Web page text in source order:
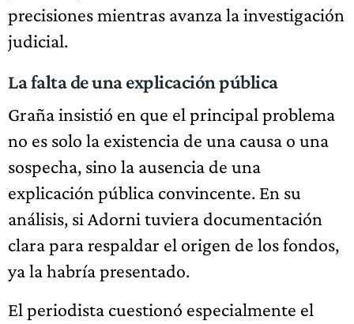
precisiones mientras avanza la investigación
judicial.
La falta de una explicación pública
Graña insistió en que el principal problema
no es solo la existencia de una causa o una
sospecha, sino la ausencia de una
explicación pública convincente. En su
análisis, si Adorni tuviera documentación
clara para respaldar el origen de los fondos,
ya la habría presentado.
El periodista cuestionó especialmente el